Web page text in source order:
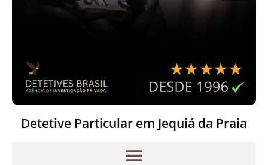
Detetive Particular em Jequiá da Praia